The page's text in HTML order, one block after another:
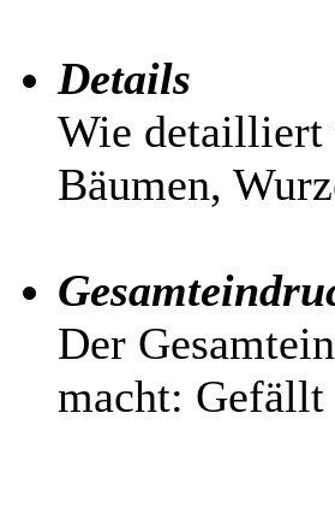
Details
Wie detailliert
Bäumen,
Der
macht: Gefällt